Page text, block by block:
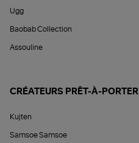
Ugg
Baobab Collection
Assouline
CRÉATEURS PRÊT-À-PORTER
Kujten
Samsoe Samsoe